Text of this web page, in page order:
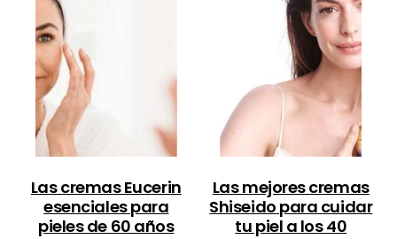
Las cremas Eucerin
esenciales para
pieles de 60 años
Las mejores cremas
Shiseido para cuidar
tu piel a los 40